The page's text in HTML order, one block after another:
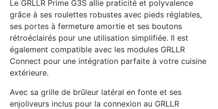
Le GRLLR Prime G3S allie praticité et polyvalence
grâce à ses roulettes robustes avec pieds réglables,
ses portes à fermeture amortie et ses boutons
rétroéclairés pour une utilisation simplifiée. Il est
également compatible avec les modules GRLLR
Connect pour une intégration parfaite à votre cuisine
extérieure.
Avec sa grille de brûleur latéral en fonte et ses
enjoliveurs inclus pour la connexion au GRLLR